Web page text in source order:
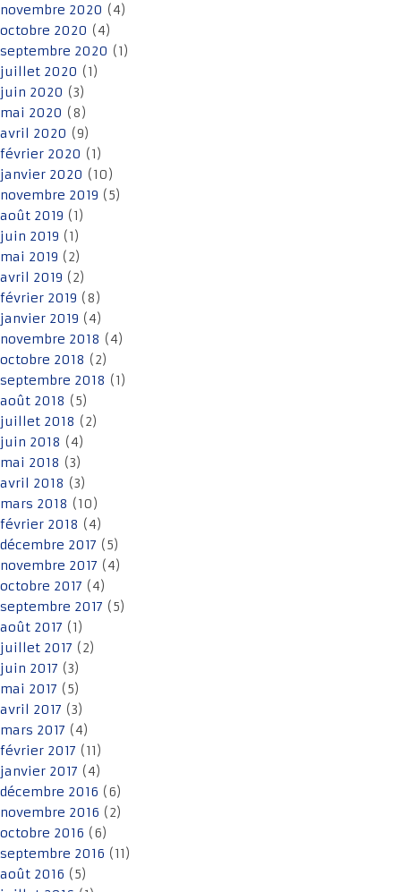
novembre 2020 (4)
octobre 2020 (4)
septembre 2020 (1)
juillet 2020 (1)
juin 2020 (3)
mai 2020 (8)
avril 2020 (9)
février 2020 (1)
janvier 2020 (10)
novembre 2019 (5)
août 2019 (1)
juin 2019 (1)
mai 2019 (2)
avril 2019 (2)
février 2019 (8)
janvier 2019 (4)
novembre 2018 (4)
octobre 2018 (2)
septembre 2018 (1)
août 2018 (5)
juillet 2018 (2)
juin 2018 (4)
mai 2018 (3)
avril 2018 (3)
mars 2018 (10)
février 2018 (4)
décembre 2017 (5)
novembre 2017 (4)
octobre 2017 (4)
septembre 2017 (5)
août 2017 (1)
juillet 2017 (2)
juin 2017 (3)
mai 2017 (5)
avril 2017 (3)
mars 2017 (4)
février 2017 (11)
janvier 2017 (4)
décembre 2016 (6)
novembre 2016 (2)
octobre 2016 (6)
septembre 2016 (11)
août 2016 (5)